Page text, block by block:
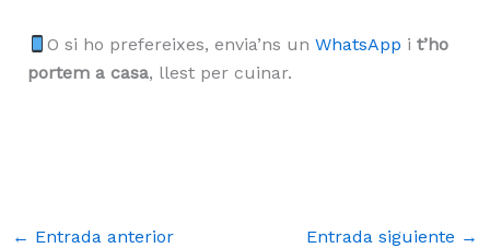
O si ho prefereixes, envia’ns un WhatsApp i t’ho
portem a casa, llest per cuinar.
← Entrada anterior Entrada siguiente →